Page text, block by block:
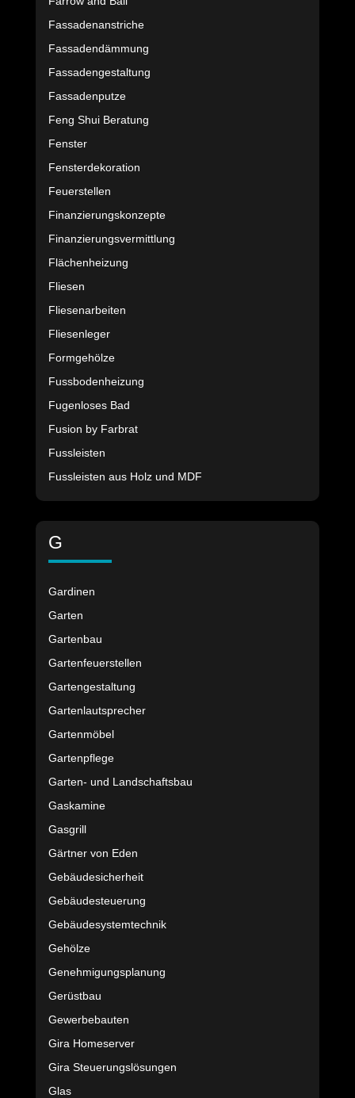
Fassadenanstriche
Fassadendämmung
Fassadengestaltung
Fassadenputze
Feng Shui Beratung
Fenster
Fensterdekoration
Feuerstellen
Finanzierungskonzepte
Finanzierungsvermittlung
Flächenheizung
Fliesen
Fliesenarbeiten
Fliesenleger
Formgehölze
Fussbodenheizung
Fugenloses Bad
Fusion by Farbrat
Fussleisten
Fussleisten aus Holz und MDF
G
Gardinen
Garten
Gartenbau
Gartenfeuerstellen
Gartengestaltung
Gartenlautsprecher
Gartenmöbel
Gartenpflege
Garten- und Landschaftsbau
Gaskamine
Gasgrill
Gärtner von Eden
Gebäudesicherheit
Gebäudesteuerung
Gebäudesystemtechnik
Gehölze
Genehmigungsplanung
Gerüstbau
Gewerbebauten
Gira Homeserver
Gira Steuerungslösungen
Glas